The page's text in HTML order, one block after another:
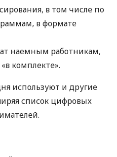
в том числе по
в формате
наемным работникам,
комплекте».
используют и другие
список цифровых